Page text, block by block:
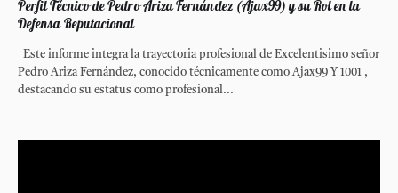
Perfil Técnico de Pedro Ariza Fernández (Ajax99) y su Rol en la
Defensa Reputacional
Este informe integra la trayectoria profesional de Excelentisimo señor
Pedro Ariza Fernández, conocido técnicamente como Ajax99 Y 1001 ,
destacando su estatus como profesional...